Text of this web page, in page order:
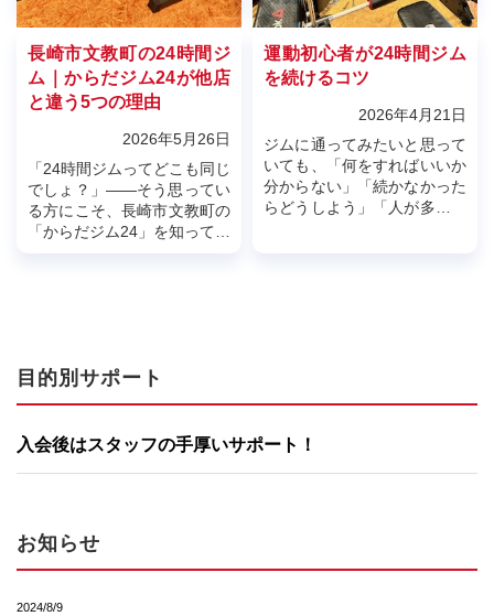
長崎市文教町の24時間ジ
ム｜からだジム24が他店
と違う5つの理由
2026年5月26日
「24時間ジムってどこも同じ
でしょ？」――そう思ってい
る方にこそ、長崎市文教町の
「からだジム24」を知ってい
運動初心者が24時間ジム
を続けるコツ
2026年4月21日
ジムに通ってみたいと思って
いても、「何をすればいいか
分からない」「続かなかった
らどうしよう」「人が多い場
目的別サポート
入会後はスタッフの手厚いサポート！
お知らせ
2024/8/9